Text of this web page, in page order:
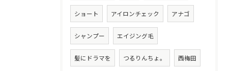
ショート アイロンチェック アナゴ
シャンプー エイジング毛
髪にドラマを つるりんちょ。 西梅田